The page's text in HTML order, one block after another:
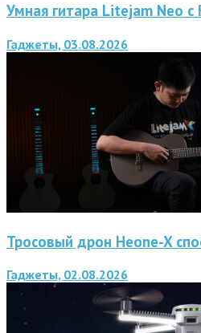
Умная гитара Litejam Neo с
Гаджеты, 03.08.2026
Тросовый дрон Heone-X
Гаджеты, 02.08.2026